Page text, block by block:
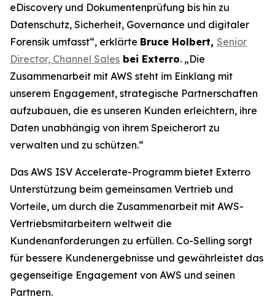
eDiscovery und Dokumentenprüfung bis hin zu
Datenschutz, Sicherheit, Governance und digitaler
Forensik umfasst“, erklärte Bruce Holbert, Senior
Director, Channel Sales bei Exterro. „Die
Zusammenarbeit mit AWS steht im Einklang mit
unserem Engagement, strategische Partnerschaften
aufzubauen, die es unseren Kunden erleichtern, ihre
Daten unabhängig von ihrem Speicherort zu
verwalten und zu schützen.“
Das AWS ISV Accelerate-Programm bietet Exterro
Unterstützung beim gemeinsamen Vertrieb und
Vorteile, um durch die Zusammenarbeit mit AWS-
Vertriebsmitarbeitern weltweit die
Kundenanforderungen zu erfüllen. Co-Selling sorgt
für bessere Kundenergebnisse und gewährleistet das
gegenseitige Engagement von AWS und seinen
Partnern.